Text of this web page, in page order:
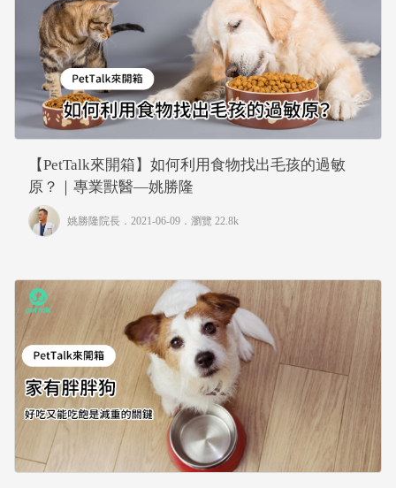
【PetTalk來開箱】如何利用食物找出毛孩的過敏
原？｜專業獸醫—姚勝隆
姚勝隆院長 ．2021-06-09． 瀏覽 22.8k